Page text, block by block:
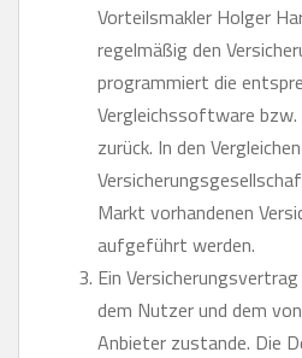
Vorteilsmakler Holger
regelmäßig den
programmiert die
Vergleichssoftware
zurück. In den
Markt vorhandenen
aufgeführt werden.
Ein
dem Nutzer und dem
Anbieter zustande. Die